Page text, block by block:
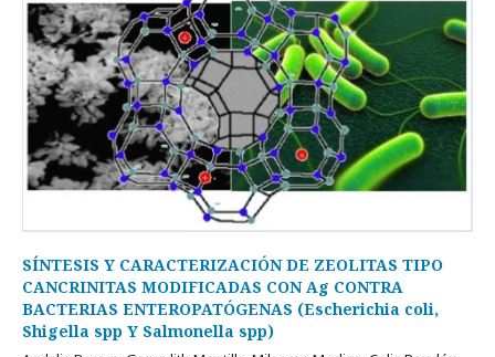
SÍNTESIS Y CARACTERIZACIÓN DE ZEOLITAS TIPO
CANCRINITAS MODIFICADAS CON Ag CONTRA
BACTERIAS ENTEROPATÓGENAS (Escherichia coli,
Shigella spp Y Salmonella spp)